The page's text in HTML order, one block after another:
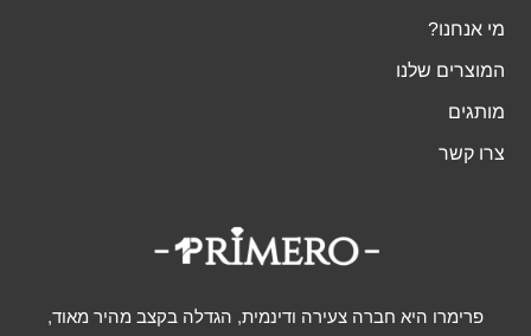
מי אנחנו?
המוצרים שלנו
מותגים
צרו קשר
פרימרו היא חברה צעירה ודינמית, הגדלה בקצב מהיר מאוד,